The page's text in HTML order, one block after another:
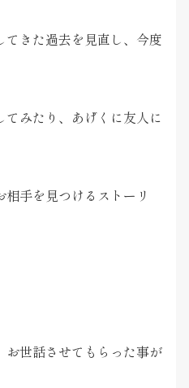
きた過去を見直し、今度
みたり、あげくに友人に
手を見つけるストーリ
世話させてもらった事が